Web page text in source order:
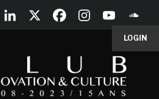
LOGIN